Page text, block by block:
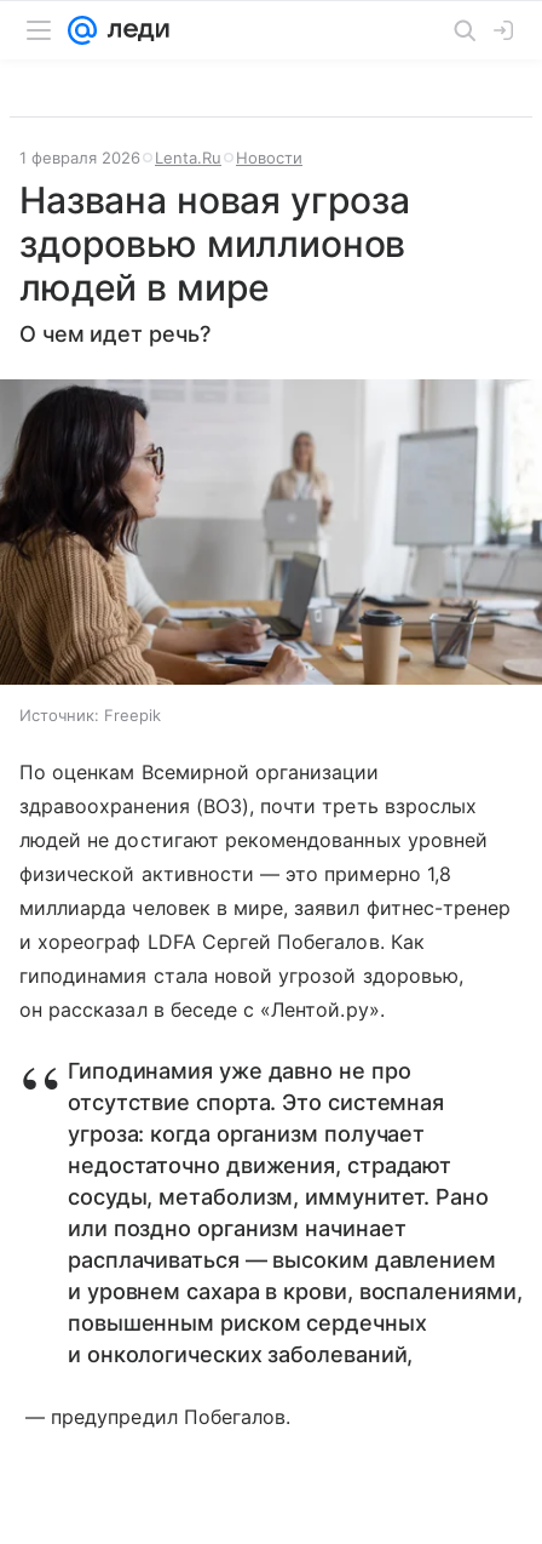
1 февраля 2026 Lenta.Ru Новости
Названа новая угроза
здоровью миллионов
людей в мире
О чем идет речь?
Источник: Freepik
По оценкам Всемирной организации
здравоохранения (ВОЗ), почти треть взрослых
людей не достигают рекомендованных уровней
физической активности — это примерно 1,8
миллиарда человек в мире, заявил фитнес-тренер
и хореограф LDFA Сергей Побегалов. Как
гиподинамия стала новой угрозой здоровью,
он рассказал в беседе с «Лентой.ру».
Гиподинамия уже давно не про
отсутствие спорта. Это системная
угроза: когда организм получает
недостаточно движения, страдают
сосуды, метаболизм, иммунитет. Рано
или поздно организм начинает
расплачиваться — высоким давлением
и уровнем сахара в крови, воспалениями,
повышенным риском сердечных
и онкологических заболеваний,
— предупредил Побегалов.